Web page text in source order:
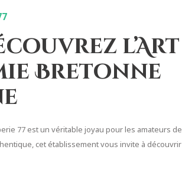
l’Art
Bretonne
77 est un véritable joyau pour les amateurs de
cet établissement vous invite à découvrir